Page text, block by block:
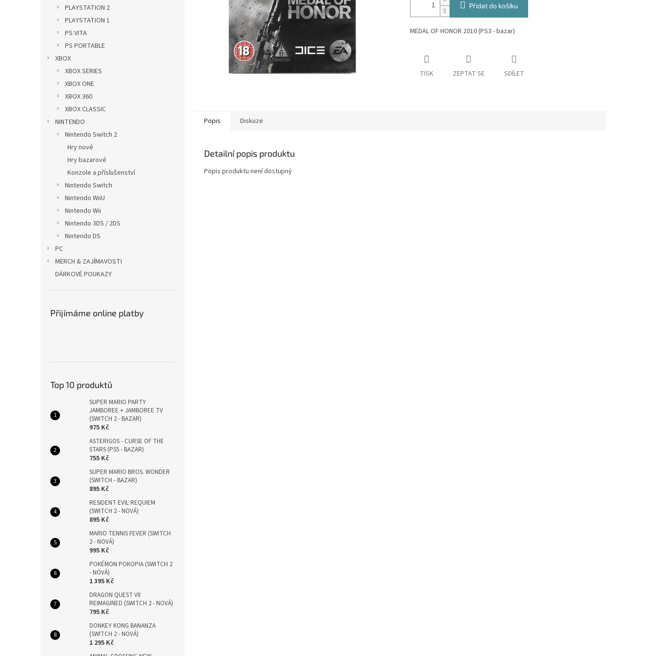
PLAYSTATION 2
PLAYSTATION 1
PS VITA
PS PORTABLE
XBOX
XBOX SERIES
XBOX ONE
XBOX 360
XBOX CLASSIC
NINTENDO
Nintendo Switch 2
Hry nové
Hry bazarové
Konzole a příslušenství
Nintendo Switch
Nintendo WiiU
Nintendo Wii
Nintendo 3DS / 2DS
Nintendo DS
PC
MERCH & ZAJÍMAVOSTI
DÁRKOVÉ POUKAZY
Přijímáme online platby
Top 10 produktů
SUPER MARIO PARTY
JAMBOREE + JAMBOREE TV
(SWITCH 2 - BAZAR)
975 Kč
ASTERIGOS - CURSE OF THE
STARS (PS5 - BAZAR)
755 Kč
SUPER MARIO BROS. WONDER
(SWITCH - BAZAR)
895 Kč
RESIDENT EVIL REQUIEM
(SWITCH 2 - NOVÁ)
895 Kč
MARIO TENNIS FEVER (SWITCH
2 - NOVÁ)
995 Kč
POKÉMON POKOPIA (SWITCH 2
- NOVÁ)
1 395 Kč
DRAGON QUEST VII
REIMAGINED (SWITCH 2 - NOVÁ)
795 Kč
DONKEY KONG BANANZA
(SWITCH 2 - NOVÁ)
1 295 Kč
Přidat do košíku
MEDAL OF HONOR 2010 (PS3 - bazar)
TISK ZEPTAT SE SDÍLET
Popis Diskuze
Detailní popis produktu
Popis produktu není dostupný